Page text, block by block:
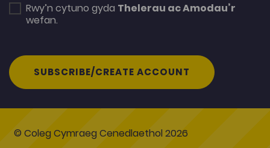
Rwy’n cytuno gyda Thelerau ac Amodau’r
wefan.
SUBSCRIBE/CREATE ACCOUNT
© Coleg Cymraeg Cenedlaethol 2026